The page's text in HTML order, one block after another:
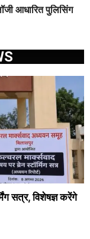
आधारित पुलिसिंग
सत्र, विशेषज्ञ करेंगे